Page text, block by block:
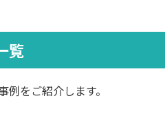
覧
をご紹介します。